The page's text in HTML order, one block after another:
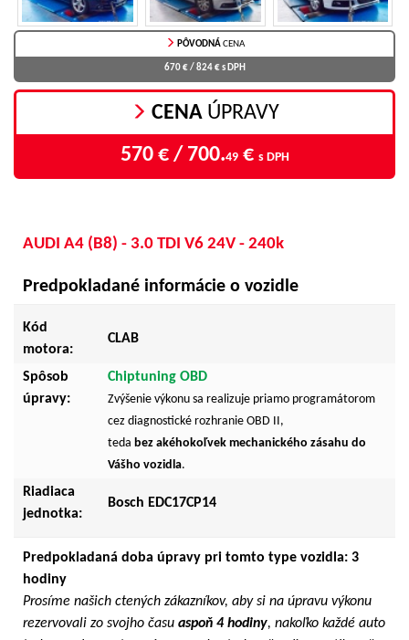
PÔVODNÁCENA
670 € / 824 € s DPH
CENAÚPRAVY
570 € / 700.49€ s DPH
AUDI A4 (B8) - 3.0 TDI V6 24V - 240k
Predpokladané informácie o vozidle
Kód
motora:
CLAB
Spôsob
úpravy:
Chiptuning OBD
Zvýšenie výkonu sa realizuje priamo programátorom
cez diagnostické rozhranie OBD II,
teda bez akéhokoľvek mechanického zásahu do
Vášho vozidla.
Riadiaca
jednotka:
Bosch EDC17CP14
Predpokladaná doba úpravy pri tomto type vozidla: 3
hodiny
Prosíme našich ctených zákazníkov, aby si na úpravu výkonu
rezervovali zo svojho času aspoň 4 hodiny, nakoľko každé auto